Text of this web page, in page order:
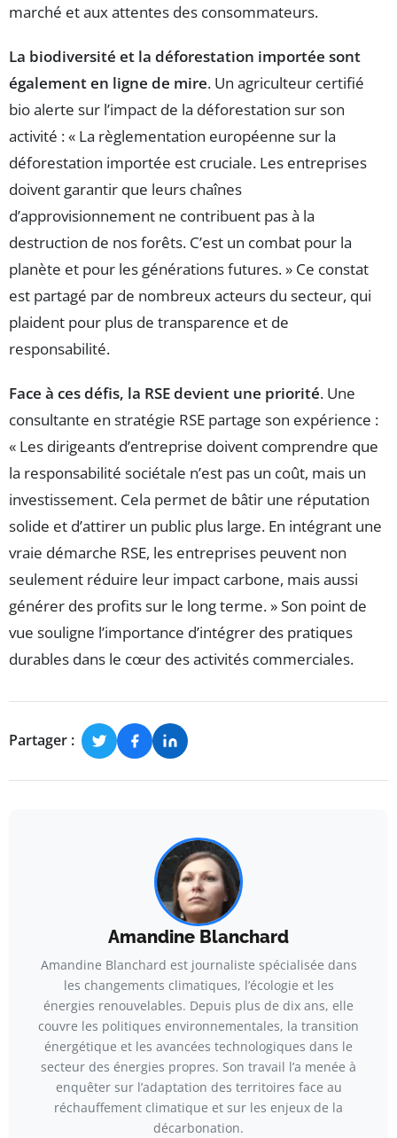
marché et aux attentes des consommateurs.
La biodiversité et la déforestation importée sont
également en ligne de mire. Un agriculteur certifié
bio alerte sur l’impact de la déforestation sur son
activité : « La règlementation européenne sur la
déforestation importée est cruciale. Les entreprises
doivent garantir que leurs chaînes
d’approvisionnement ne contribuent pas à la
destruction de nos forêts. C’est un combat pour la
planète et pour les générations futures. » Ce constat
est partagé par de nombreux acteurs du secteur, qui
plaident pour plus de transparence et de
responsabilité.
Face à ces défis, la RSE devient une priorité. Une
consultante en stratégie RSE partage son expérience :
« Les dirigeants d’entreprise doivent comprendre que
la responsabilité sociétale n’est pas un coût, mais un
investissement. Cela permet de bâtir une réputation
solide et d’attirer un public plus large. En intégrant une
vraie démarche RSE, les entreprises peuvent non
seulement réduire leur impact carbone, mais aussi
générer des profits sur le long terme. » Son point de
vue souligne l’importance d’intégrer des pratiques
durables dans le cœur des activités commerciales.
Partager :
Amandine Blanchard
Amandine Blanchard est journaliste spécialisée dans
les changements climatiques, l’écologie et les
énergies renouvelables. Depuis plus de dix ans, elle
couvre les politiques environnementales, la transition
énergétique et les avancées technologiques dans le
secteur des énergies propres. Son travail l’a menée à
enquêter sur l’adaptation des territoires face au
réchauffement climatique et sur les enjeux de la
décarbonation.